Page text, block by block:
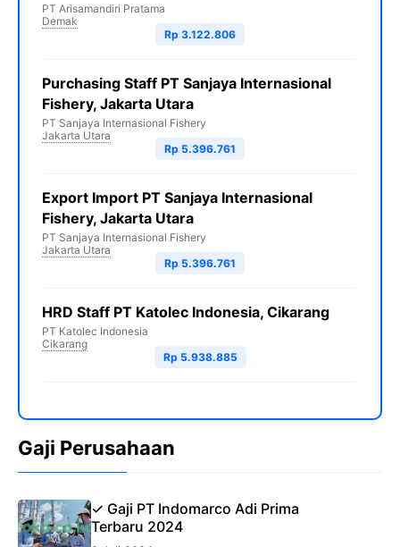
PT Arisamandiri Pratama
Demak
Rp 3.122.806
Purchasing Staff PT Sanjaya Internasional
Fishery, Jakarta Utara
PT Sanjaya Internasional Fishery
Jakarta Utara
Rp 5.396.761
Export Import PT Sanjaya Internasional
Fishery, Jakarta Utara
PT Sanjaya Internasional Fishery
Jakarta Utara
Rp 5.396.761
HRD Staff PT Katolec Indonesia, Cikarang
PT Katolec Indonesia
Cikarang
Rp 5.938.885
Gaji Perusahaan
✓ Gaji PT Indomarco Adi Prima
Terbaru 2024